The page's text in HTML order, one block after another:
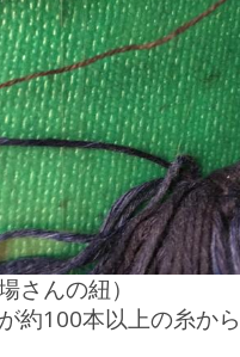
さんの紐）
約100本以上の糸か